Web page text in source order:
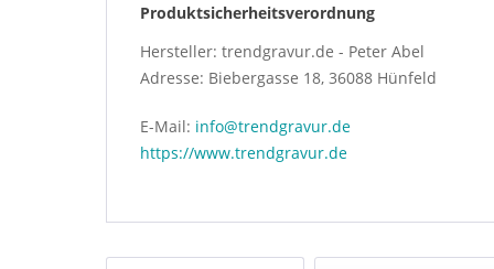
Produktsicherheitsverordnung
Hersteller: trendgravur.de - Peter Abel
Adresse: Biebergasse 18, 36088 Hünfeld
E-Mail: info@trendgravur.de
https://www.trendgravur.de